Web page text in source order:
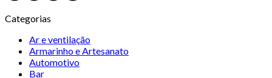
Categorias
Ar e ventilação
Armarinho e Artesanato
Automotivo
Bar